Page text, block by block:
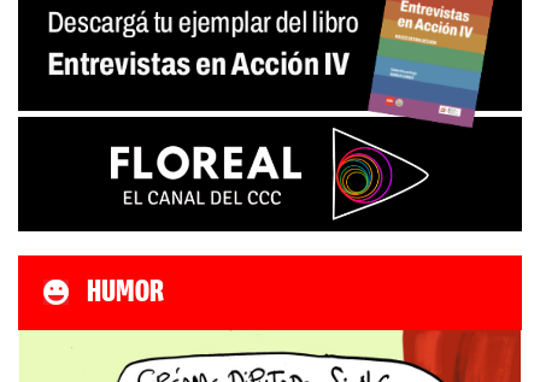
HUMOR